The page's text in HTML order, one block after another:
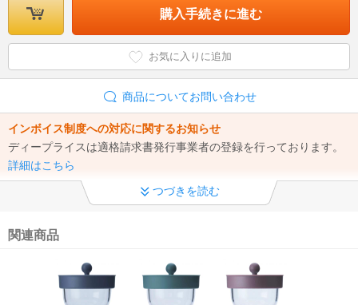
購入手続きに進む
お気に入りに追加
商品についてお問い合わせ
インボイス制度への対応に関するお知らせ
ディープライスは適格請求書発行事業者の登録を行っております。
詳細はこちら
つづきを読む
関連商品